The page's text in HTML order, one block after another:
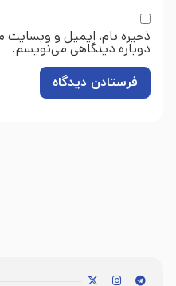
ذخیره نام، ایمیل و وبسایت
دوباره دیدگاهی می‌نویسم.